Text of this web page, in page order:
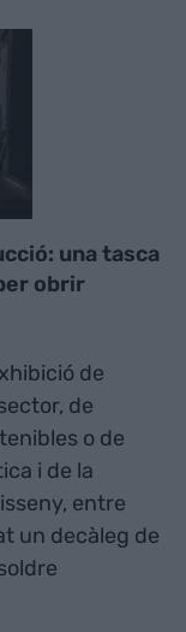
una tasca
obrir
de
de
o de
i de la
entre
un decàleg de